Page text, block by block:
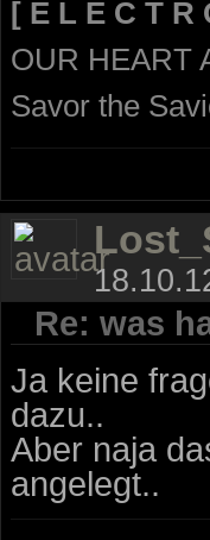
[ E L E C T R
OUR HEART
Savor the
Re: was
Ja keine
dazu..
Aber naja
angelegt..